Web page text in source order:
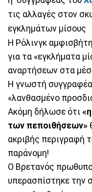
τις αλλαγές στον
εγκλημάτων μίσους
Η Ρόλινγκ
για τα «εγκλήματα
αναρτήσεων στα
Η γνωστή
«λανθασμένο
Ακόμη δήλωσε ότι
των πεποιθήσεων»
ακριβής περιγραφή
παράνομη!
Ο Βρετανός
υπερασπίστηκε την